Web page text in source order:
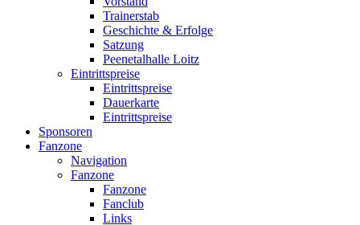
Trainerstab
Geschichte & Erfolge
Satzung
Peenetalhalle Loitz
Eintrittspreise
Eintrittspreise
Dauerkarte
Eintrittspreise
Sponsoren
Fanzone
Navigation
Fanzone
Fanzone
Fanclub
Links